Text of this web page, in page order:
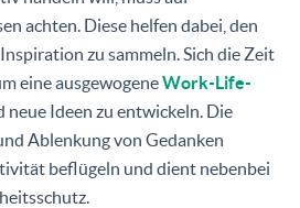
achten. Diese helfen dabei, den
zu sammeln. Sich die Zeit
eine ausgewogeneWork-Life-
neue Ideen zu entwickeln. Die
Ablenkung von Gedanken
beflügeln und dient nebenbei